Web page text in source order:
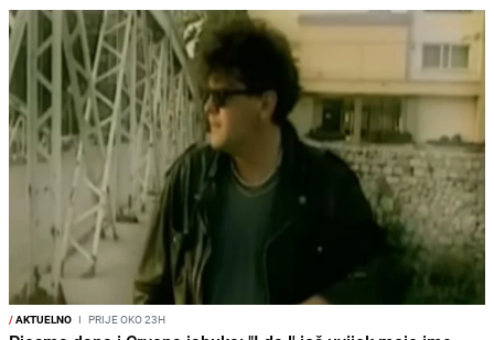
/AKTUELNO I PRIJE OKO 23H